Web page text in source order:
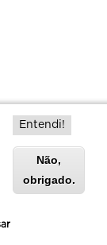
Entendi!
Não,
obrigado.